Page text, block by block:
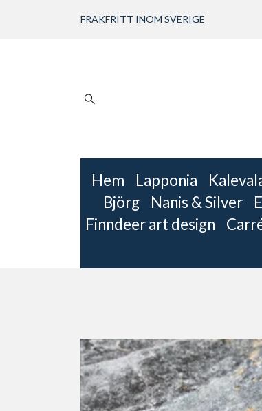
FRAKFRITT INOM SVERIGE
Hem Lapponia
Björg
Nanis & Silver
Finndeer art design